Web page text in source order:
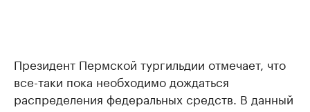
Президент Пермской тургильдии отмечает, что
все-таки пока необходимо дождаться
распределения федеральных средств. В данный